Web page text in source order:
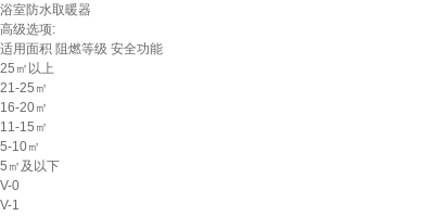
浴室防水取暖器
高级选项:
适用面积 阻燃等级 安全功能
25㎡以上
21-25㎡
16-20㎡
11-15㎡
5-10㎡
5㎡及以下
V-0
V-1